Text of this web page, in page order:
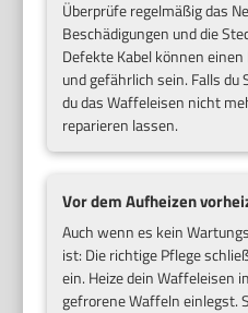
Überprüfe regelmäßig das
Beschädigungen und die
Defekte Kabel können
und gefährlich sein. Falls
du das Waffeleisen nicht
reparieren lassen.
Vor dem Aufheizen
Auch wenn es kein
ist: Die richtige Pflege
ein. Heize dein Waffeleisen
gefrorene Waffeln einlegst.